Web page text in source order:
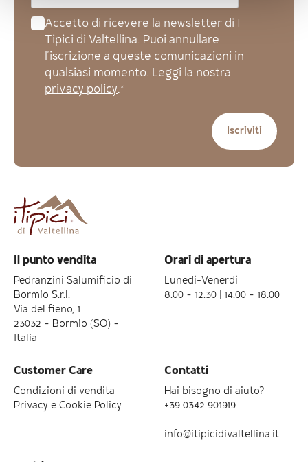
Accetto di ricevere la newsletter di I
Tipici di Valtellina. Puoi annullare
l'iscrizione a queste comunicazioni in
qualsiasi momento. Leggi la nostra
privacy policy.*
Il punto vendita
Pedranzini Salumificio di
Bormio S.r.l.
Via del fieno, 1
23032 – Bormio (SO) –
Italia
Orari di apertura
Lunedì-Venerdì
8.00 – 12.30 | 14.00 – 18.00
Customer Care
Condizioni di vendita
Privacy e Cookie Policy
Contatti
Hai bisogno di aiuto?
+39 0342 901919
info@itipicidivaltellina.it